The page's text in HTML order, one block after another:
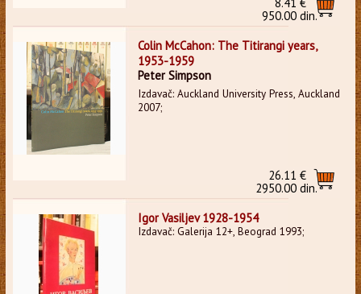
950.00 din.
Colin McCahon: The Titirangi years,
1953-1959
Peter Simpson
Izdavač: Auckland University Press, Auckland
2007;
26.11 €
2950.00 din.
Igor Vasiljev 1928-1954
Izdavač: Galerija 12+, Beograd 1993;